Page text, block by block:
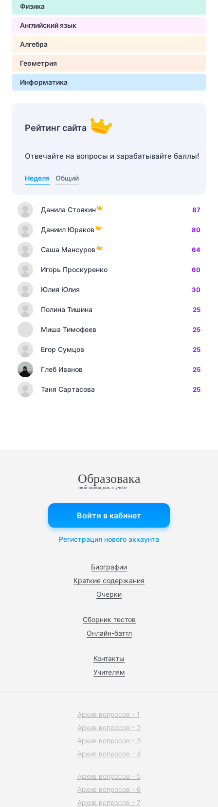
Физика
Английский язык
Алгебра
Геометрия
Информатика
Рейтинг сайта
Отвечайте на вопросы и зарабатывайте баллы!
Неделя Общий
Данила Стоякин 87
Даниил Юраков 80
Саша Мансуров 64
Игорь Проскуренко 60
Юлия Юлия 30
Полина Тишина 25
Миша Тимофеев 25
Егор Сумцов 25
Глеб Иванов 25
Таня Сартасова 25
Образовака
твой помощник в учебе
Биографии
Краткие содержания
Очерки
Сборник тестов
Онлайн-баттл
Контакты
Учителям
Войти в кабинет
Регистрация нового аккаунта
Архив вопросов - 1
Архив вопросов - 2
Архив вопросов - 3
Архив вопросов - 4
Архив вопросов - 5
Архив вопросов - 6
Архив вопросов - 7